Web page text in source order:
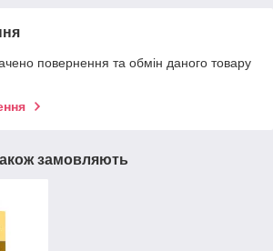
повернення та обмін даного товару
замовляють